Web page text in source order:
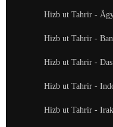
Hizb ut Tahrir -
Hizb ut Tahrir -
Hizb ut Tahrir -
Hizb ut Tahrir -
Hizb ut Tahrir - Irak